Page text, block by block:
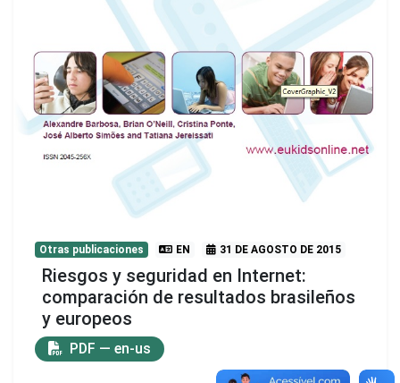
Otras publicaciones EN 31 DE AGOSTO DE 2015
Riesgos y seguridad en Internet:
comparación de resultados brasileños
y europeos
PDF — en-us